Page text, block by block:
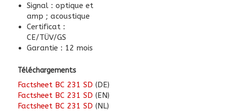
Signal : optique et
amp ; acoustique
Certificat :
CE/TÜV/GS
Garantie : 12 mois
Téléchargements
Factsheet BC 231 SD (DE)
Factsheet BC 231 SD (EN)
Factsheet BC 231 SD (NL)